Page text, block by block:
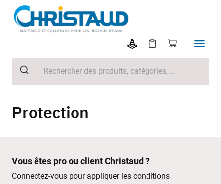
Protection
Vous êtes pro ou client Christaud ?
Connectez-vous pour appliquer les conditions